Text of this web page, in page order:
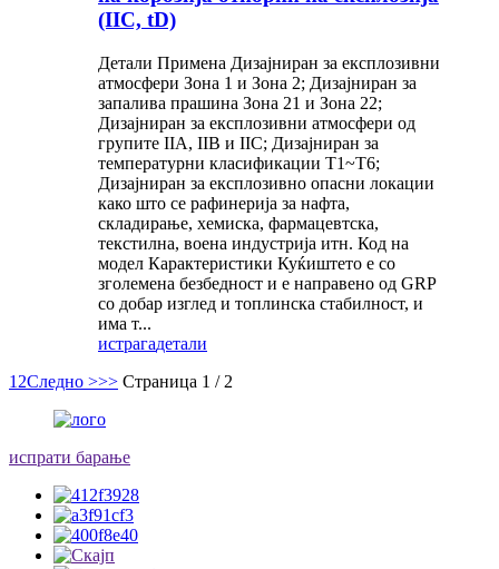
(IIC, tD)
Детали Примена Дизајниран за експлозивни
атмосфери Зона 1 и Зона 2; Дизајниран за
запалива прашина Зона 21 и Зона 22;
Дизајниран за експлозивни атмосфери од
групите IIA, IIB и IIC; Дизајниран за
температурни класификации T1~T6;
Дизајниран за експлозивно опасни локации
како што се рафинерија за нафта,
складирање, хемиска, фармацевтска,
текстилна, воена индустрија итн. Код на
модел Карактеристики Куќиштето е со
зголемена безбедност и е направено од GRP
со добар изглед и топлинска стабилност, и
има т...
истрагадетали
1 2Следно >>> Страница 1 / 2
испрати барање